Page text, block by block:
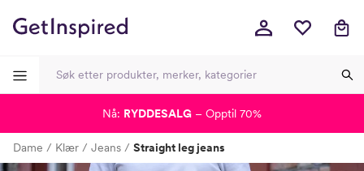
Lagt i kurven, utmerket valg! Til kassen
Dame Klær Jeans Straight leg jeans
Nå: RYDDESALG – Opptil 70%
-
-
-
-